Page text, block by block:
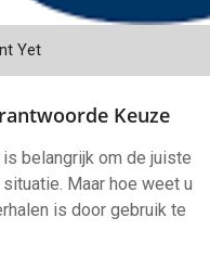
Yet
Keuze
belangrijk om de juiste
Maar hoe weet u
is door gebruik te